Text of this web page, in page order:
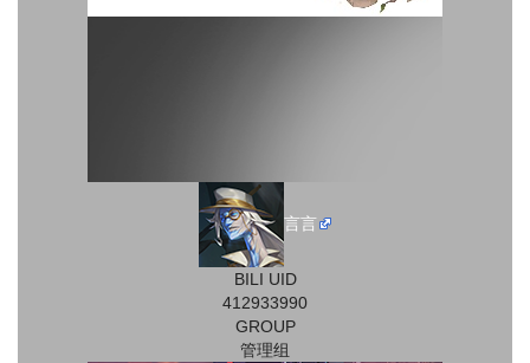
言言
BILI UID
412933990
GROUP
管理组